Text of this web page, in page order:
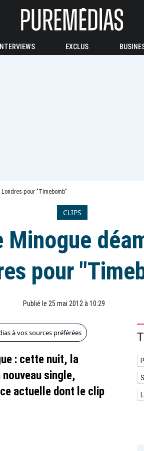
INTERVIEWS EXCLUS
pour "Timebomb"
CLIPS
Minogue
pour
Publié le 25 mai 2012 à 10:29
à vos sources préférées
: cette nuit, la
single,
actuelle dont le clip